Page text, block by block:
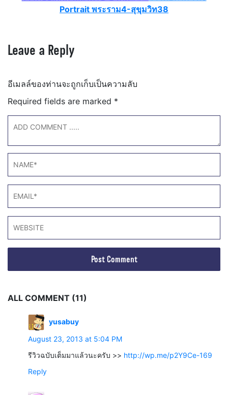
Portrait พระราม4-สุขุมวิท38
Leave a Reply
อีเมลล์ของท่านจะถูกเก็บเป็นความลับ
Required fields are marked *
ALL COMMENT (11)
yusabuy
August 23, 2013 at 5:04 PM
รีวิวฉบับเต็มมาแล้วนะครับ >> http://wp.me/p2Y9Ce-169
Reply